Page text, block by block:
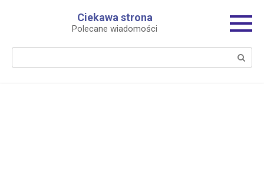
Ciekawa strona
Polecane wiadomości